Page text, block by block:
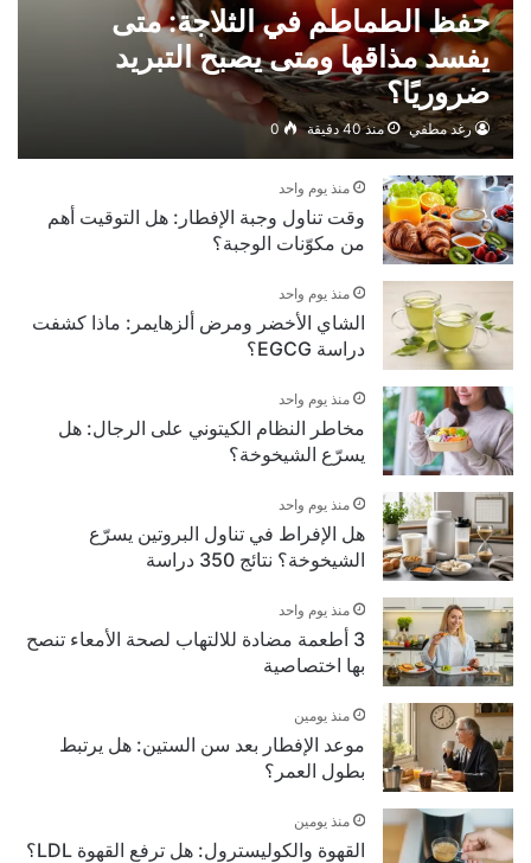
حفظ الطماطم في الثلاجة: متى
يفسد مذاقها ومتى يصبح التبريد
ضروريًا؟
رغد مطفي منذ 40 دقيقة 0
منذ يوم واحد
وقت تناول وجبة الإفطار: هل التوقيت أهم
من مكوّنات الوجبة؟
منذ يوم واحد
الشاي الأخضر ومرض ألزهايمر: ماذا كشفت
دراسة EGCG؟
منذ يوم واحد
مخاطر النظام الكيتوني على الرجال: هل
يسرّع الشيخوخة؟
منذ يوم واحد
هل الإفراط في تناول البروتين يسرّع
الشيخوخة؟ نتائج 350 دراسة
منذ يوم واحد
3 أطعمة مضادة للالتهاب لصحة الأمعاء تنصح
بها اختصاصية
منذ يومين
موعد الإفطار بعد سن الستين: هل يرتبط
بطول العمر؟
منذ يومين
القهوة والكوليسترول: هل ترفع القهوة LDL؟